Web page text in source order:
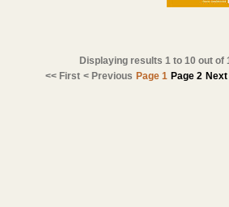
Displaying results 1 to 10 out of
<< First < Previous Page 1 Page 2 Next